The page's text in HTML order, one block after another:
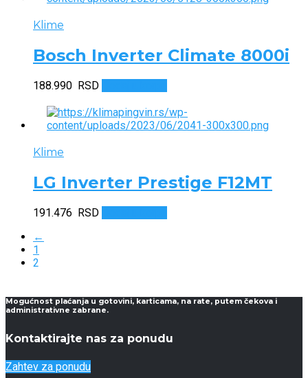
Klime
Bosch Inverter Climate 8000i
188.990 RSD
Klime
LG Inverter Prestige F12MT
191.476 RSD
←
1
2
Mogućnost plaćanja u gotovini, karticama, na rate, putem čekova i
administrativne zabrane.
Kontaktirajte nas za ponudu
Zahtev za ponudu